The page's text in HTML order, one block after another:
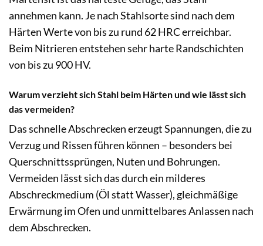
annehmen kann. Je nach Stahlsorte sind nach dem
Härten Werte von bis zu rund 62 HRC erreichbar.
Beim Nitrieren entstehen sehr harte Randschichten
von bis zu 900 HV.
Warum verzieht sich Stahl beim Härten und wie lässt sich
das vermeiden?
Das schnelle Abschrecken erzeugt Spannungen, die zu
Verzug und Rissen führen können – besonders bei
Querschnittssprüngen, Nuten und Bohrungen.
Vermeiden lässt sich das durch ein milderes
Abschreckmedium (Öl statt Wasser), gleichmäßige
Erwärmung im Ofen und unmittelbares Anlassen nach
dem Abschrecken.